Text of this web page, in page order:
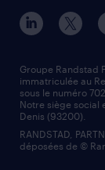
assistant
comptable
contact
faq intérim /
nos agences
nos agences
nos cabinets
Groupe Randstad
immatriculée au
sous le numéro
Notre siège social
Denis (93200).
RANDSTAD,
déposées de ©